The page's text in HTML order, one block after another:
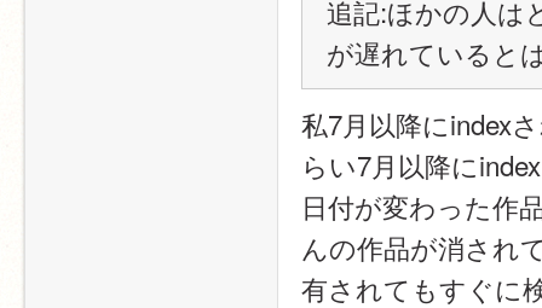
追記:ほかの人は
が遅れていると
私7月以降にindex
らい7月以降に
日付が変わった作
んの作品が消され
有されてもすぐに